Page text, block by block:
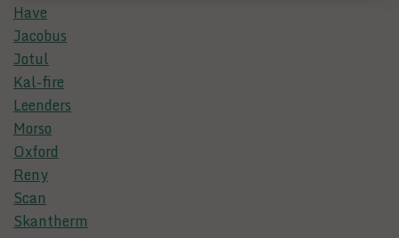
Have
Jacobus
Jotul
Kal-fire
Leenders
Morso
Oxford
Reny
Scan
Skantherm